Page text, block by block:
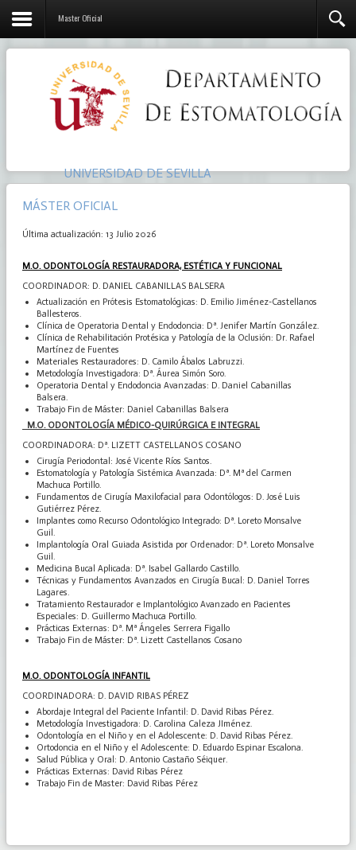
Master Oficial
UNIVERSIDAD DE SEVILLA
MÁSTER OFICIAL
Última actualización: 13 Julio 2026
M.O. ODONTOLOGÍA RESTAURADORA, ESTÉTICA Y FUNCIONAL
COORDINADOR: D. DANIEL CABANILLAS BALSERA
Actualización en Prótesis Estomatológicas: D. Emilio Jiménez-Castellanos
Ballesteros.
Clínica de Operatoria Dental y Endodoncia: Dª. Jenifer Martín González.
Clínica de Rehabilitación Protésica y Patología de la Oclusión: Dr. Rafael
Martínez de Fuentes
Materiales Restauradores: D. Camilo Ábalos Labruzzi.
Metodología Investigadora: Dª. Áurea Simón Soro.
Operatoria Dental y Endodoncia Avanzadas: D. Daniel Cabanillas
Balsera.
Trabajo Fin de Máster: Daniel Cabanillas Balsera
M.O. ODONTOLOGÍA MÉDICO-QUIRÚRGICA E INTEGRAL
COORDINADORA: Dª. LIZETT CASTELLANOS COSANO
Cirugía Periodontal: José Vicente Ríos Santos.
Estomatología y Patología Sistémica Avanzada: Dª. Mª del Carmen
Machuca Portillo.
Fundamentos de Cirugía Maxilofacial para Odontólogos: D. José Luis
Gutiérrez Pérez.
Implantes como Recurso Odontológico Integrado: Dª. Loreto Monsalve
Guil.
Implantología Oral Guiada Asistida por Ordenador: Dª. Loreto Monsalve
Guil.
Medicina Bucal Aplicada: Dª. Isabel Gallardo Castillo.
Técnicas y Fundamentos Avanzados en Cirugía Bucal: D. Daniel Torres
Lagares.
Tratamiento Restaurador e Implantológico Avanzado en Pacientes
Especiales: D. Guillermo Machuca Portillo.
Prácticas Externas: Dª. Mª Ángeles Serrera Figallo
Trabajo Fin de Máster: Dª. Lizett Castellanos Cosano
M.O. ODONTOLOGÍA INFANTIL
COORDINADORA: D. DAVID RIBAS PÉREZ
Abordaje Integral del Paciente Infantil: D. David Ribas Pérez.
Metodología Investigadora: D. Carolina Caleza JIménez.
Odontología en el Niño y en el Adolescente: D. David Ribas Pérez.
Ortodoncia en el Niño y el Adolescente: D. Eduardo Espinar Escalona.
Salud Pública y Oral: D. Antonio Castaño Séiquer.
Prácticas Externas: David Ribas Pérez
Trabajo Fin de Master: David Ribas Pérez